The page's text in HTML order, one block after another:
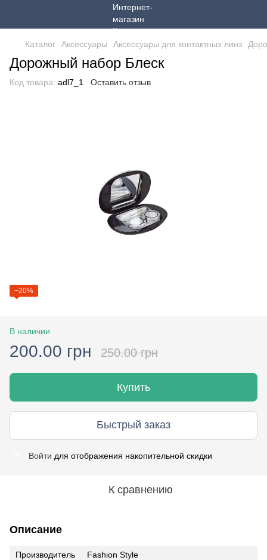
Каталог Аксессуары Аксессуары для контактных линз
Дорожный набор Блеск
Код товара: adl7_1 Оставить отзыв
−20%
В наличии
200.00 грн 250.00 грн
Купить
Быстрый заказ
Войти для отображения накопительной скидки
К сравнению
Описание
Производитель
Fashion Style